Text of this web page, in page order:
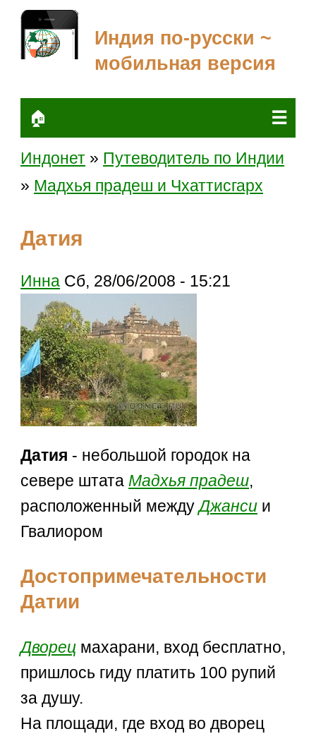
Индия по-русски ~
мобильная версия
🏠 ☰
Индонет » Путеводитель по Индии
» Мадхья прадеш и Чхаттисгарх
Датия
Инна Сб, 28/06/2008 - 15:21
Датия - небольшой городок на
севере штатаМадхья прадеш,
расположенный междуДжанси и
Гвалиором
Достопримечательности
Датии
Дворец махарани, вход бесплатно,
пришлось гиду платить 100 рупий
за душу.
На площади, где вход во дворец